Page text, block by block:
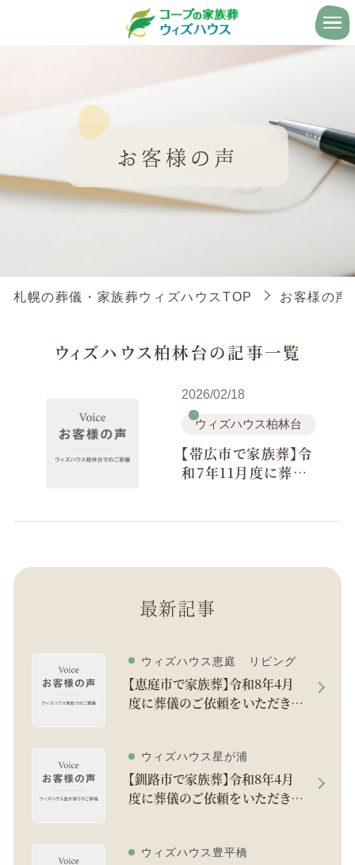
お客様の声
札幌の葬儀・家族葬ウィズハウスTOP お客様の声
ウィズハウス柏林台の記事一覧
2026/02/18
ウィズハウス柏林台
【帯広市で家族葬】令
和7年11月度に葬儀
最新記事
ウィズハウス恵庭 リビング
【恵庭市で家族葬】令和8年4月
度に葬儀のご依頼をいただきま
ウィズハウス星が浦
【釧路市で家族葬】令和8年4月
度に葬儀のご依頼をいただきま
ウィズハウス豊平橋